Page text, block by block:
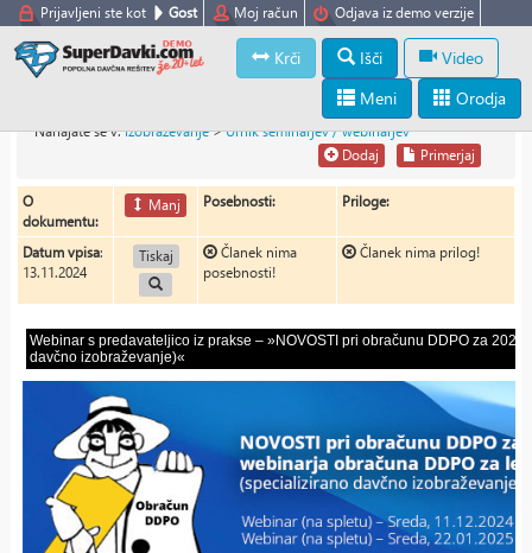
Prijavljeni ste kot Gost Moj račun Odjava iz demo verzije
Krči Išči
Video
Orodja
Meni
Nahajate se v:Izobraževanje>Urnik seminarjev / webinarjev
Primerjaj
Dodaj
O
dokumentu:
Manj Posebnosti: Priloge:
Datum vpisa:
13.11.2024
Tiskaj
Članek nima
posebnosti!
Članek nima prilog!